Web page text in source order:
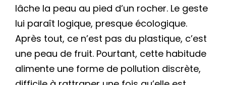
lâche la peau au pied d’un rocher. Le geste
lui paraît logique, presque écologique.
Après tout, ce n’est pas du plastique, c’est
une peau de fruit. Pourtant, cette habitude
alimente une forme de pollution discrète,